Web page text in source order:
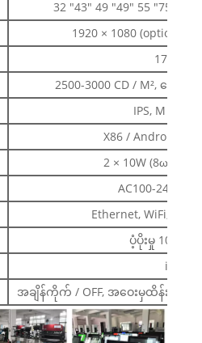
32 "43" 49 "49" 55 "75"
1920 × 1080 (optional
178/178
2500-3000 CD / M², နေ
IPS, M +
X86 / Android /
2 × 10W (8ω) စ
AC100-240V
Ethernet, WiFi,
ပံ့ပိုးမှု 10/100
iP65
အချိန်ကိုက် / OFF, အဝေးမှထိန်းချုပ်